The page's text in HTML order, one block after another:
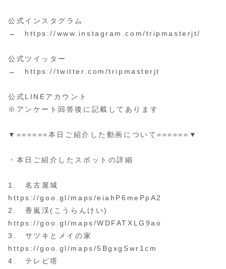
公式インスタグラム
→ https://www.instagram.com/tripmasterjt/
公式ツイッター
→ https://twitter.com/tripmasterjt
公式LINEアカウント
※アンケート回答後に記載してあります
▼======本日ご紹介した動画について======▼
・本日ご紹介したスポットの詳細
1. 名古屋城
https://goo.gl/maps/eiahP6mePpA2
2. 香嵐渓(こうらんけい)
https://goo.gl/maps/WDFATXLG9ao
3. サツキとメイの家
https://goo.gl/maps/5BgxgSwr1cm
4. テレビ塔